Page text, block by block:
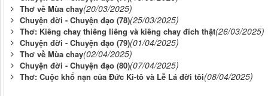
Thơ về Mùa chay(20/03/2025)
Chuyện đời - Chuyện đạo (78)(25/03/2025)
Thơ: Kiêng chay thiêng liêng và kiêng chay đích thật(26/03/2025)
Chuyện đời - Chuyện đạo (79)(01/04/2025)
Thơ về Mùa chay(02/04/2025)
Chuyện đời - Chuyện đạo (80)(07/04/2025)
Thơ: Cuộc khổ nạn của Đức Ki-tô và Lễ Lá đời tôi(08/04/2025)